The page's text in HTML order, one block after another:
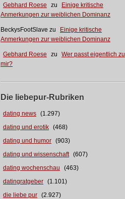
Gebhard Roese zu
Einige kritische
Anmerkungen zur weiblichen Dominanz
BeckysFootSlave zu
Einige kritische
Anmerkungen zur weiblichen Dominanz
Gebhard Roese zu
Wer passt eigentlich zu
mir?
Die liebepur-Rubriken
dating news (1.297)
dating und erotik (468)
dating und humor (903)
dating und wissenschaft (607)
dating wochenschau
(463)
datingratgeber (1.101)
die liebe pur (2.927)